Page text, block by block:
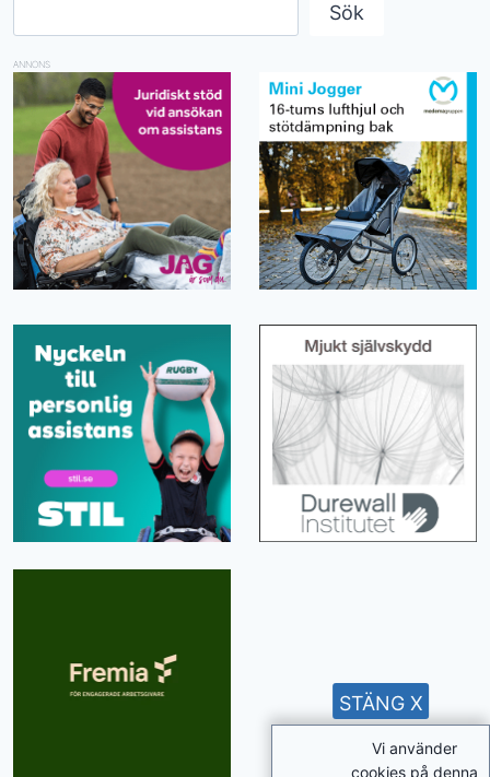
Sök
ANNONS
Vi använder
cookies på denna
STÄNG X